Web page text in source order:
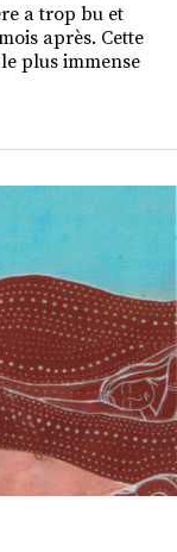
a trop bu et
après. Cette
plus immense